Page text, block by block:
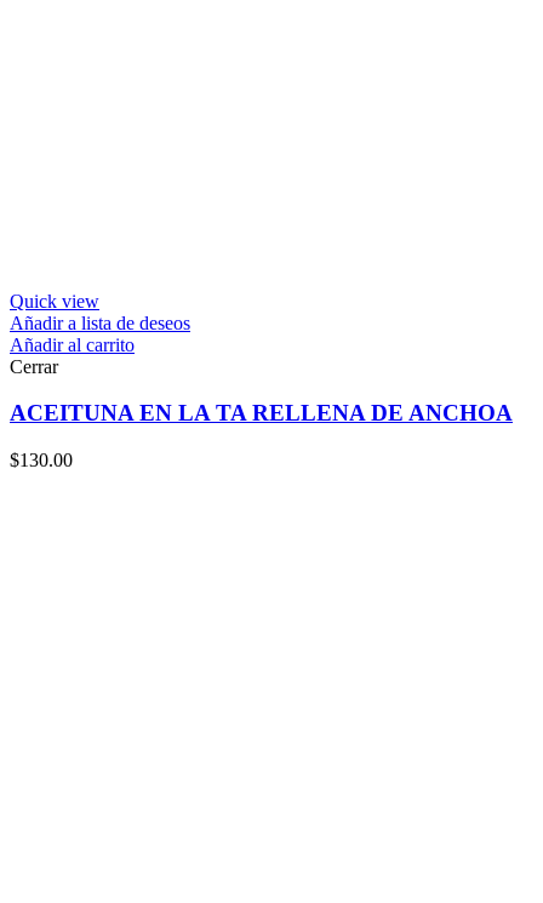
Quick view
Añadir a lista de deseos
Añadir al carrito
Cerrar
ACEITUNA EN LA TA RELLENA DE ANCHOA
$130.00